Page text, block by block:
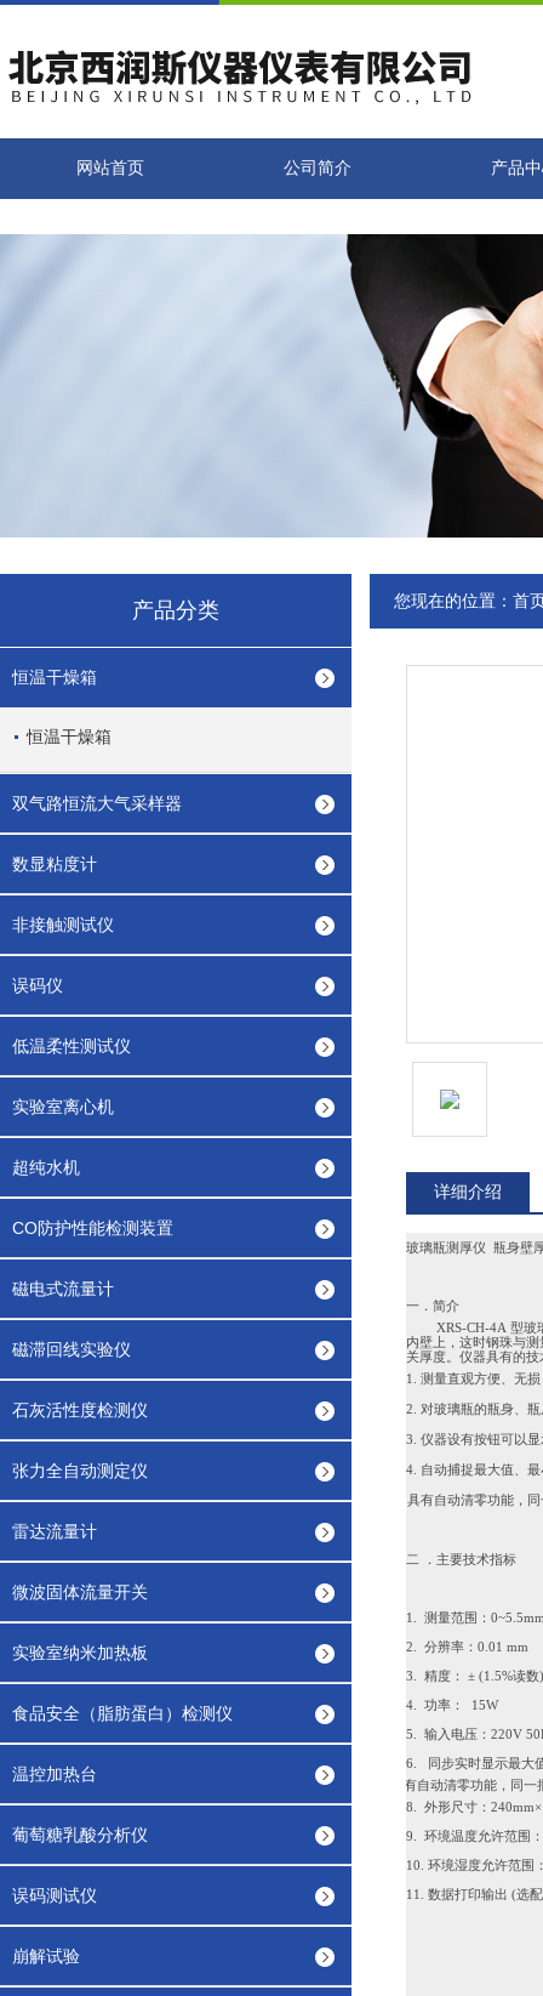
网站首页 公司简介 产品
产品分类
恒温干燥箱
恒温干燥箱
双气路恒流大气采样器
数显粘度计
非接触测试仪
误码仪
低温柔性测试仪
实验室离心机
超纯水机
CO防护性能检测装置
磁电式流量计
磁滞回线实验仪
石灰活性度检测仪
张力全自动测定仪
雷达流量计
微波固体流量开关
实验室纳米加热板
食品安全（脂肪蛋白）检测仪
温控加热台
葡萄糖乳酸分析仪
误码测试仪
崩解试验
您现在的位置： 首
详细介绍
玻璃瓶测厚仪 瓶身壁
一 ．简介
XRS-CH-4A 型玻
内壁上，这时钢珠与
关厚度。仪器具有的
1. 测量直观方便、无损
2. 对玻璃瓶的瓶身、
3 仪器设有按钮可以
4. 自动捕捉最大值、
具有自动清零功能，
二 ．主要技术指标
1 . 测量范围：0~5.5
2 . 分辨率：0.01 mm
3 . 精度： ± (1.5%读数
4. 功率： 15W
5 . 输入电压：220V 50
6. 同步实时显示最大
具有自动清零功能，同
8 . 外形尺寸：240mm
9. 环境温度允许范围
10 . 环境湿度允许范围
1 1. 数据打印输出 (选